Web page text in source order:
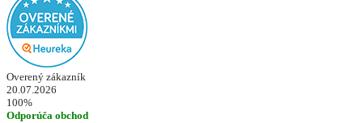
Overený zákazník
20.07.2026
100%
Odporúča obchod